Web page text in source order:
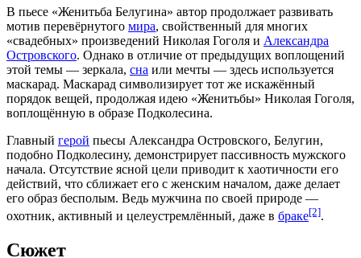
В пьесе «Женитьба Белугина» автор продолжает развивать
мотив перевёрнутого мира, свойственный для многих
«свадебных» произведений Николая Гоголя и Александра
Островского. Однако в отличие от предыдущих воплощений
этой темы — зеркала, сна или мечты — здесь используется
маскарад. Маскарад символизирует тот же искажённый
порядок вещей, продолжая идею «Женитьбы» Николая Гоголя,
воплощённую в образе Подколесина.
Главный герой пьесы Александра Островского, Белугин,
подобно Подколесину, демонстрирует пассивность мужского
начала. Отсутствие ясной цели приводит к хаотичности его
действий, что сближает его с женским началом, даже делает
его образ бесполым. Ведь мужчина по своей природе —
охотник, активный и целеустремлённый, даже в браке[2].
Сюжет